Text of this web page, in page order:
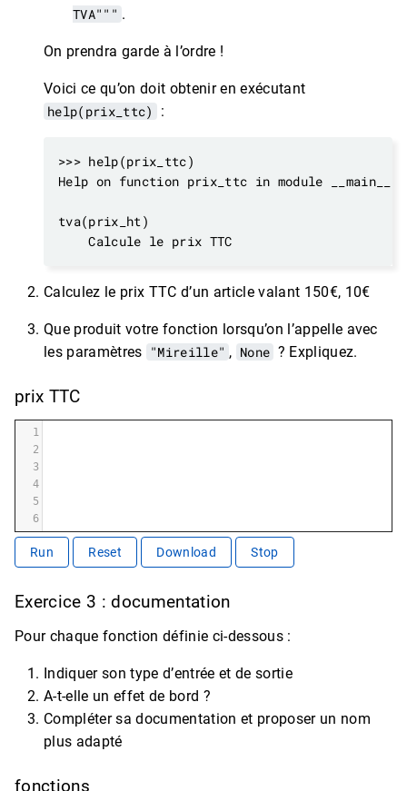
TVA""" .
On prendra garde à l’ordre !
Voici ce qu’on doit obtenir en exécutant
help(prix_ttc)
:
Calculez le prix TTC d’un article valant 150€, 10€
Que produit votre fonction lorsqu’on l’appelle avec
les paramètres "Mireille" , None ? Expliquez.
prix TTC
1
2
3
4
5
6
Run Reset Download Stop
Exercice 3 : documentation
Pour chaque fonction définie ci-dessous :
Indiquer son type d’entrée et de sortie
A-t-elle un effet de bord ?
Compléter sa documentation et proposer un nom
plus adapté
fonctions